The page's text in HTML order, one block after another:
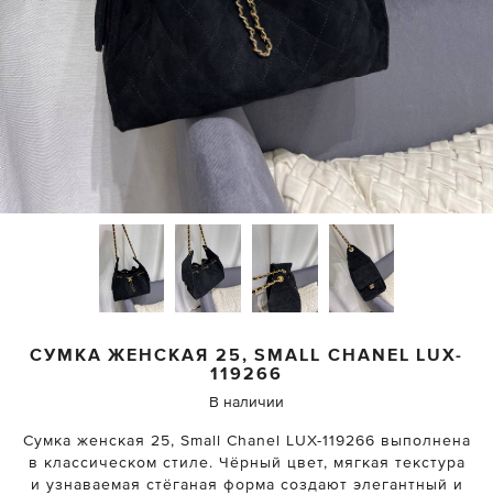
СУМКА ЖЕНСКАЯ 25, SMALL CHANEL LUX-
119266
В наличии
Сумка женская 25, Small Chanel LUX-119266 выполнена
в классическом стиле. Чёрный цвет, мягкая текстура
и узнаваемая стёганая форма создают элегантный и